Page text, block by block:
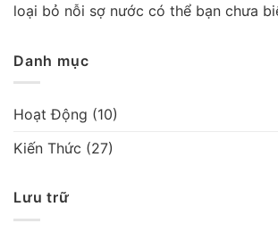
loại bỏ nỗi sợ nước có thể bạn chưa
Danh mục
Hoạt Động (10)
Kiến Thức (27)
Lưu trữ